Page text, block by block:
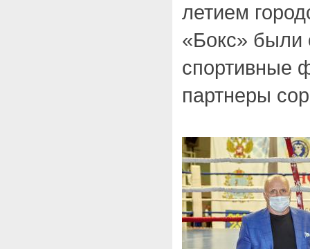
летием
«Бокс» были
спортивные
партнеры